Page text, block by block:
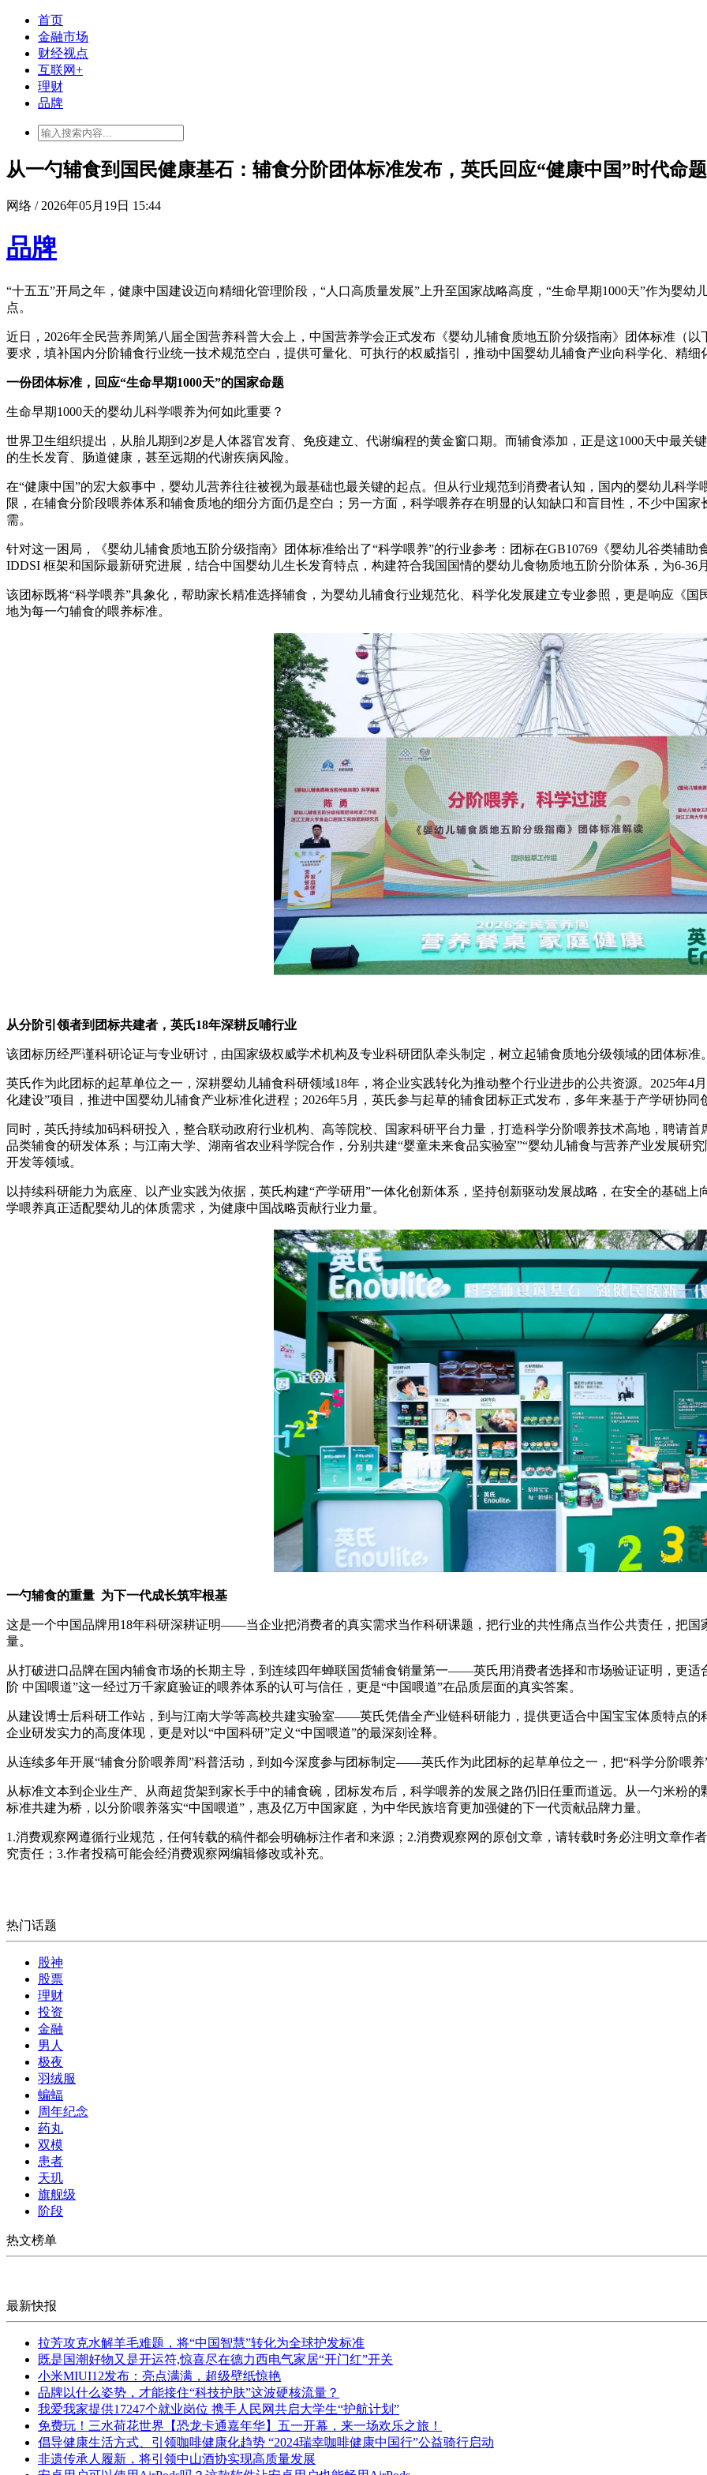
首页
金融市场
财经视点
互联网+
理财
品牌
从一勺辅食到国民健康基石：辅食分阶团体标准发布，英氏回应“健康中国”时代命题
网络 / 2026年05月19日 15:44
品牌
“十五五”开局之年，健康中国建设迈向精细化管理阶段，“人口高质量发展”上升至国家战略高度，“生命早期1000天”作为婴
点。
近日，2026年全民营养周第八届全国营养科普大会上，中国营养学会正式发布《婴幼儿辅食质地五阶分级指南》团体标准（以
要求，填补国内分阶辅食行业统一技术规范空白，提供可量化、可执行的权威指引，推动中国婴幼儿辅食产业向科学化、精细
一份团体标准，回应“生命早期1000天”的国家命题
生命早期1000天的婴幼儿科学喂养为何如此重要？
世界卫生组织提出，从胎儿期到2岁是人体器官发育、免疫建立、代谢编程的黄金窗口期。而辅食添加，正是这1000天中最
的生长发育、肠道健康，甚至远期的代谢疾病风险。
在“健康中国”的宏大叙事中，婴幼儿营养往往被视为最基础也最关键的起点。但从行业规范到消费者认知，国内的婴幼儿科
限，在辅食分阶段喂养体系和辅食质地的细分方面仍是空白；另一方面，科学喂养存在明显的认知缺口和盲目性，不少中国
需。
针对这一困局，《婴幼儿辅食质地五阶分级指南》团体标准给出了“科学喂养”的行业参考：团标在GB10769《婴幼儿谷类辅
IDDSI 框架和国际最新研究进展，结合中国婴幼儿生长发育特点，构建符合我国国情的婴幼儿食物质地五阶分阶体系，为6-36
该团标既将“科学喂养”具象化，帮助家长精准选择辅食，为婴幼儿辅食行业规范化、科学化发展建立专业参照，更是响应《
地为每一勺辅食的喂养标准。
从分阶引领者到团标共建者 ，英氏18年深耕反哺行业
该团标历经严谨科研论证与专业研讨，由国家级权威学术机构及专业科研团队牵头制定，树立起辅食质地分级领域的团体标准
英氏作为此团标的起草单位之一，深耕婴幼儿辅食科研领域18年，将企业实践转化为推动整个行业进步的公共资源。2025年4
化建设”项目，推进中国婴幼儿辅食产业标准化进程；2026年5月，英氏参与起草的辅食团标正式发布，多年来基于产学研协
同时，英氏持续加码科研投入，整合联动政府行业机构、高等院校、国家科研平台力量，打造科学分阶喂养技术高地，聘请
品类辅食的研发体系；与江南大学、湖南省农业科学院合作，分别共建“婴童未来食品实验室”“婴幼儿辅食与营养产业发展研
开发等领域。
以持续科研能力为底座、以产业实践为依据，英氏构建“产学研用”一体化创新体系，坚持创新驱动发展战略，在安全的基础
学喂养真正适配婴幼儿的体质需求，为健康中国战略贡献行业力量。
一勺辅食的重量 为下一代成长筑牢根基
这是一个中国品牌用18年科研深耕证明——当企业把消费者的真实需求当作科研课题，把行业的共性痛点当作公共责任，把
量。
从打破进口品牌在国内辅食市场的长期主导，到连续四年蝉联国货辅食销量第一——英氏用消费者选择和市场验证证明，更适
阶 中国喂道”这一经过万千家庭验证的喂养体系的认可与信任，更是“中国喂道”在品质层面的真实答案。
从建设博士后科研工作站，到与江南大学等高校共建实验室——英氏凭借全产业链科研能力，提供更适合中国宝宝体质特点
企业研发实力的高度体现，更是对以“中国科研”定义“中国喂道”的最深刻诠释。
从连续多年开展“辅食分阶喂养周”科普活动，到如今深度参与团标制定——英氏作为此团标的起草单位之一，把“科学分阶喂
从标准文本到企业生产、从商超货架到家长手中的辅食碗，团标发布后，科学喂养的发展之路仍旧任重而道远。从一勺米粉
标准共建为桥，以分阶喂养落实“中国喂道”，惠及亿万中国家庭，为中华民族培育更加强健的下一代贡献品牌力量。
1.消费观察网遵循行业规范，任何转载的稿件都会明确标注作者和来源；2.消费观察网的原创文章，请转载时务必注明文章
究责任；3.作者投稿可能会经消费观察网编辑修改或补充。
热门话题
股神
股票
理财
投资
金融
男人
极夜
羽绒服
蝙蝠
周年纪念
药丸
双模
患者
天玑
旗舰级
阶段
热文榜单
最新快报
拉芳攻克水解羊毛难题，将“中国智慧”转化为全球护发标准
既是国潮好物又是开运符,惊喜尽在德力西电气家居“开门红”开关
小米MIUI12发布：亮点满满，超级壁纸惊艳
品牌以什么姿势，才能接住“科技护肤”这波硬核流量？
我爱我家提供17247个就业岗位 携手人民网共启大学生“护航计划”
免费玩！三水荷花世界【恐龙卡通嘉年华】五一开幕，来一场欢乐之旅！
倡导健康生活方式、引领咖啡健康化趋势 “2024瑞幸咖啡健康中国行”公益骑行启动
非遗传承人履新，将引领中山酒协实现高质量发展